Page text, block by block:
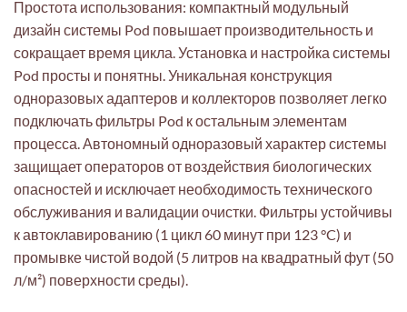
Простота использования: компактный модульный
дизайн системы Pod повышает производительность и
сокращает время цикла. Установка и настройка системы
Pod просты и понятны. Уникальная конструкция
одноразовых адаптеров и коллекторов позволяет легко
подключать фильтры Pod к остальным элементам
процесса. Автономный одноразовый характер системы
защищает операторов от воздействия биологических
опасностей и исключает необходимость технического
обслуживания и валидации очистки. Фильтры устойчивы
к автоклавированию (1 цикл 60 минут при 123 °C) и
промывке чистой водой (5 литров на квадратный фут (50
л/м²) поверхности среды).